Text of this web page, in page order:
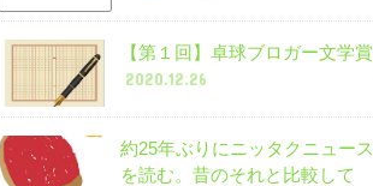
【第１回】卓球ブロガー文学賞
2020.12.26
約25年ぶりにニッタクニュース
を読む。昔のそれと比較して